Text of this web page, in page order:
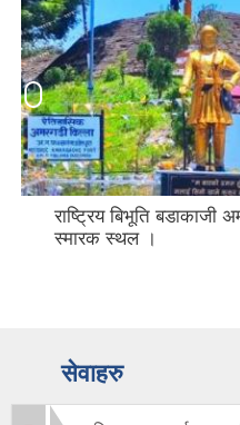
राष्ट्रिय बिभूति बडाकाजी
स्मारक स्थल ।
सेवाहरु